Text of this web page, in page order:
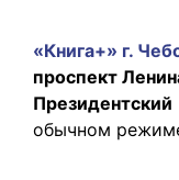
«Книга+» г.
проспект
обычном